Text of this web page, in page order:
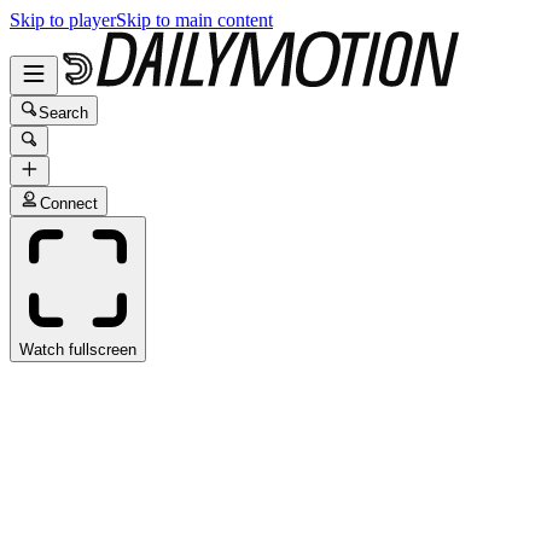
Skip to playerSkip to main content
Search
Connect
Watch fullscreen